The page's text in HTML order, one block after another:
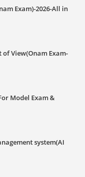
Exam)-2026-All in
of View(Onam Exam-
Model Exam &
system(AI